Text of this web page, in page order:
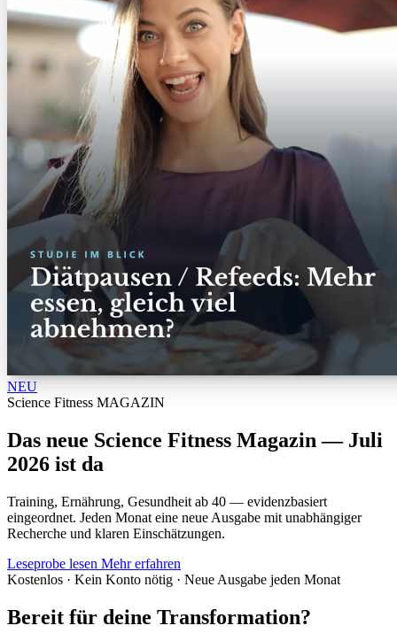
NEU
Science Fitness MAGAZIN
Das neue Science Fitness Magazin — Juli
2026 ist da
Training, Ernährung, Gesundheit ab 40 — evidenzbasiert
eingeordnet. Jeden Monat eine neue Ausgabe mit unabhängiger
Recherche und klaren Einschätzungen.
Leseprobe lesen Mehr erfahren
Kostenlos · Kein Konto nötig · Neue Ausgabe jeden Monat
Bereit für deine Transformation?